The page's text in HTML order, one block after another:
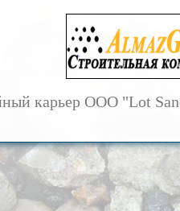
карьер OOO "Lot